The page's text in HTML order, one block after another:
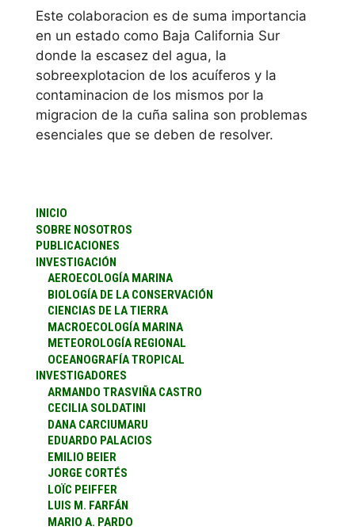
Este colaboracion es de suma importancia
en un estado como Baja California Sur
donde la escasez del agua, la
sobreexplotacion de los acuíferos y la
contaminacion de los mismos por la
migracion de la cuña salina son problemas
esenciales que se deben de resolver.
INICIO
SOBRE NOSOTROS
PUBLICACIONES
INVESTIGACIÓN
AEROECOLOGÍA MARINA
BIOLOGÍA DE LA CONSERVACIÓN
CIENCIAS DE LA TIERRA
MACROECOLOGÍA MARINA
METEOROLOGÍA REGIONAL
OCEANOGRAFÍA TROPICAL
INVESTIGADORES
ARMANDO TRASVIÑA CASTRO
CECILIA SOLDATINI
DANA CARCIUMARU
EDUARDO PALACIOS
EMILIO BEIER
JORGE CORTÉS
LOÏC PEIFFER
LUIS M. FARFÁN
MARIO A. PARDO